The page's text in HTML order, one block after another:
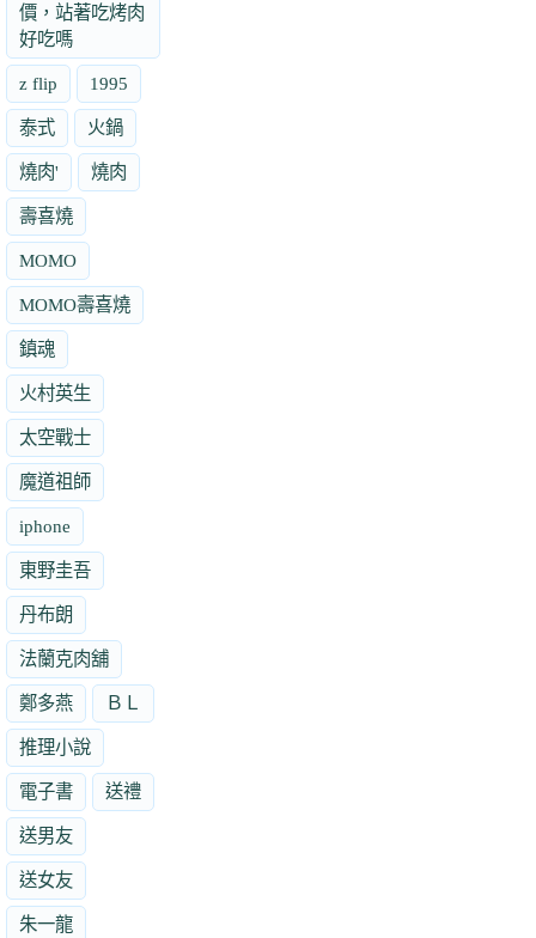
價，站著吃烤肉
好吃嗎
z flip 1995
泰式 火鍋
燒肉' 燒肉
壽喜燒
MOMO
MOMO壽喜燒
鎮魂
火村英生
太空戰士
魔道祖師
iphone
東野圭吾
丹布朗
法蘭克肉舖
鄭多燕 ＢＬ
推理小說
電子書 送禮
送男友
送女友
朱一龍